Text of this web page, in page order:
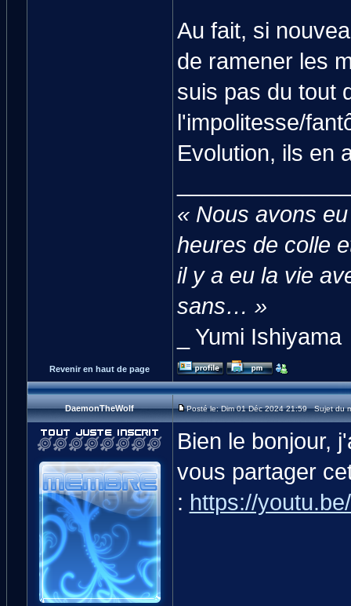
Au fait, si
de ramener les
suis pas du tout
l'impolitesse/
Evolution, ils en
« Nous avons
heures de colle
il y a eu la vie
sans… »
_ Yumi Ishiyama
Revenir en haut de page
DaemonTheWolf Posté le: Dim 01 Déc 2024 21:59 Sujet du
Bien le bonjour,
vous partager
: https://